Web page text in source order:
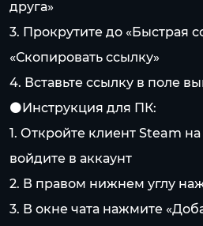
друга»
3. Прокрутите до «Быстрая
«Скопировать ссылку»
4. Вставьте ссылку в поле
⚫️Инструкция для ПК:
1. Откройте клиент Steam
войдите в аккаунт
2. В правом нижнем углу
3. В окне чата нажмите